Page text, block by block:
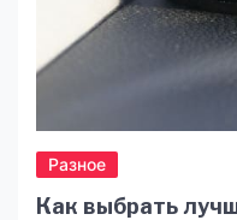
Разное
Как выбрать